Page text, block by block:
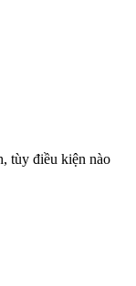
tùy điều kiện nào